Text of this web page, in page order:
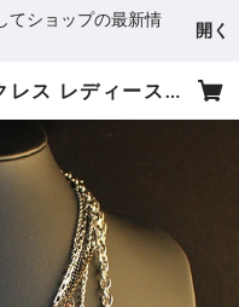
てショップの最新情
開く
【1点物】ABSURD ネックレス レディース 47㎝ アジャスター付きネックレス サイズ調節可能 ドレス パーティー ロングネックレス ドイツアクリル 爪型 Wild tail | absurd